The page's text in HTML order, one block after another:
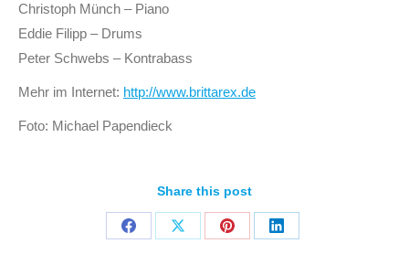
Christoph Münch – Piano
Eddie Filipp – Drums
Peter Schwebs – Kontrabass
Mehr im Internet: http://www.brittarex.de
Foto: Michael Papendieck
Share this post
Auf
Auf
Auf
Auf